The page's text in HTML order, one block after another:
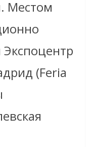
Местом
(Feria